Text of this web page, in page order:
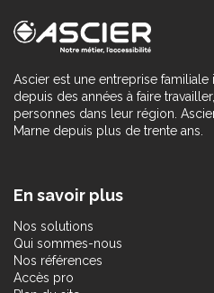
Ascier est une entreprise
depuis des années à faire
personnes dans leur région.
Marne depuis plus de trente ans.
En savoir plus
Nos solutions
Qui sommes-nous
Nos références
Accès pro